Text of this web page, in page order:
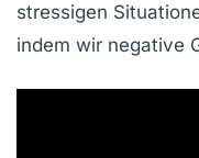
stressigen
indem wir negative